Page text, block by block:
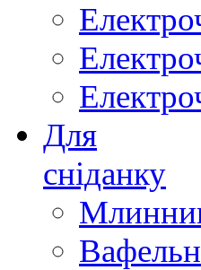
Для
сніданку